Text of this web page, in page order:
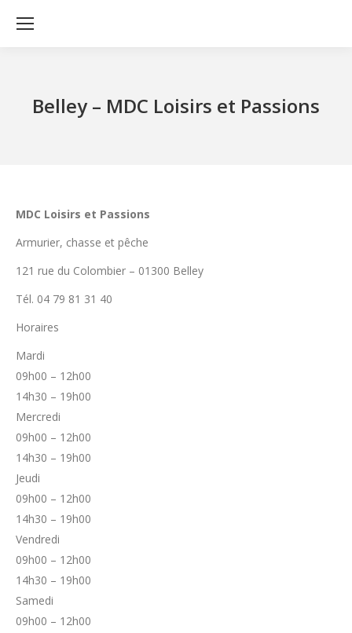
Belley – MDC Loisirs et Passions
MDC Loisirs et Passions
Armurier, chasse et pêche
121 rue du Colombier – 01300 Belley
Tél. 04 79 81 31 40
Horaires
Mardi
09h00 – 12h00
14h30 – 19h00
Mercredi
09h00 – 12h00
14h30 – 19h00
Jeudi
09h00 – 12h00
14h30 – 19h00
Vendredi
09h00 – 12h00
14h30 – 19h00
Samedi
09h00 – 12h00